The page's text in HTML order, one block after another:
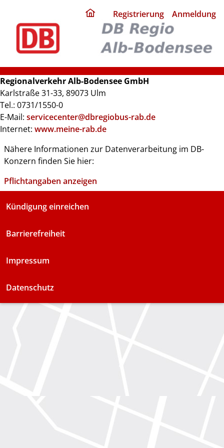
home
page
Registrierung Anmeldung
Regionalverkehr Alb-Bodensee GmbH
Karlstraße 31-33, 89073 Ulm
Tel.: 0731/1550-0
E-Mail: servicecenter@dbregiobus-rab.de
Internet: www.meine-rab.de
Nähere Informationen zur Datenverarbeitung im DB-
Konzern finden Sie hier:
Pflichtangaben anzeigen
Kündigung einreichen
Barrierefreiheit
Impressum
Datenschutz